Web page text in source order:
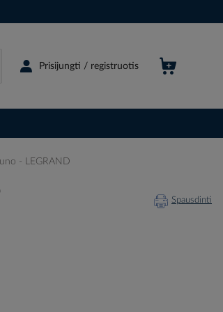
Prisijungti / registruotis
- LEGRAND
Spausdinti